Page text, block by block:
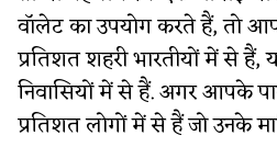
वॉलेट का उपयोग करते हैं, तो
प्रतिशत शहरी भारतीयों में से हैं,
निवासियों में से हैं. अगर आपके
प्रतिशत लोगों में से हैं जो उनके